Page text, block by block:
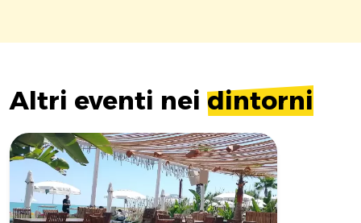
Altri eventi nei dintorni